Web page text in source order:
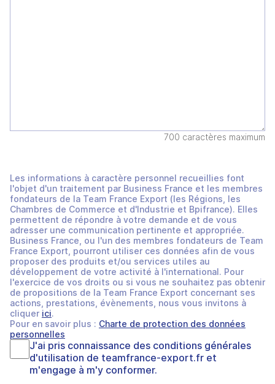
700 caractères maximum
Les informations à caractère personnel recueillies font
l'objet d'un traitement par Business France et les membres
fondateurs de la Team France Export (les Régions, les
Chambres de Commerce et d'Industrie et Bpifrance). Elles
permettent de répondre à votre demande et de vous
adresser une communication pertinente et appropriée.
Business France, ou l'un des membres fondateurs de Team
France Export, pourront utiliser ces données afin de vous
proposer des produits et/ou services utiles au
développement de votre activité à l'international. Pour
l'exercice de vos droits ou si vous ne souhaitez pas obtenir
de propositions de la Team France Export concernant ses
actions, prestations, évènements, nous vous invitons à
cliquer ici.
Pour en savoir plus : Charte de protection des données
personnelles
J'ai pris connaissance des conditions générales
d'utilisation de teamfrance-export.fr et
m'engage à m'y conformer.